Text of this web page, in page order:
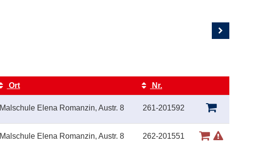
Ort
Nr.
Kursstatus
Malschule Elena Romanzin, Austr. 8 261-201592
Malschule Elena Romanzin, Austr. 8 262-201551